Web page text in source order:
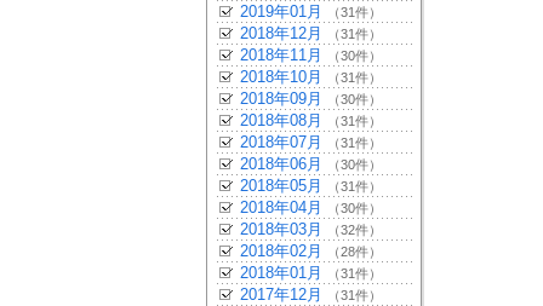
2019年01月 （31件）
2018年12月 （31件）
2018年11月 （30件）
2018年10月 （31件）
2018年09月 （30件）
2018年08月 （31件）
2018年07月 （31件）
2018年06月 （30件）
2018年05月 （31件）
2018年04月 （30件）
2018年03月 （32件）
2018年02月 （28件）
2018年01月 （31件）
2017年12月 （31件）